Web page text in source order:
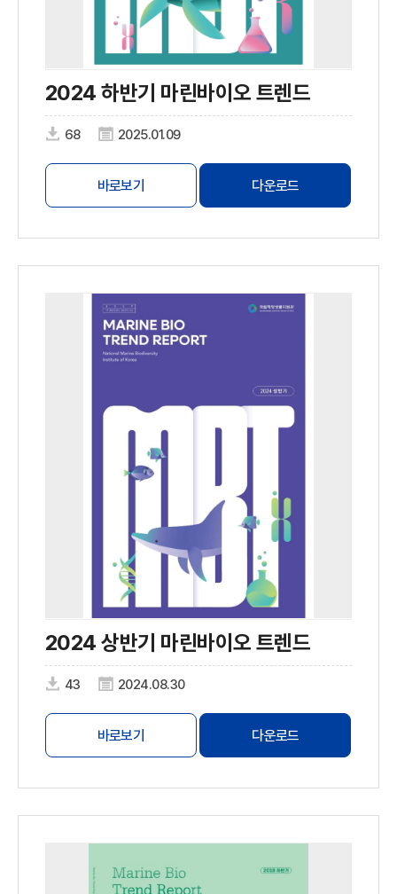
2024 하반기 마린바이오 트렌드
68 2025.01.09
바로보기 다운로드
2024 상반기 마린바이오 트렌드
43 2024.08.30
바로보기 다운로드